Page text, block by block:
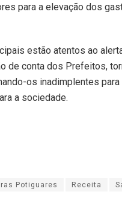
para a elevação dos
estão atentos ao
de conta dos Prefeitos,
os inadimplentes
a sociedade.
Potiguares Receita